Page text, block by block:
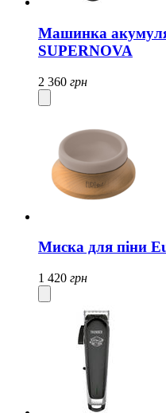
Машинка
SUPERNOVA
2 360 грн
Миска для піни
1 420 грн